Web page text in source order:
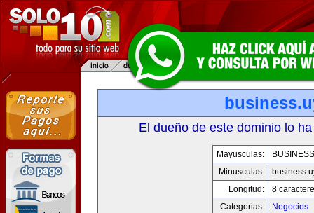
El dueño de este dominio lo
Mayusculas:
Minusculas:
Longitud:
8
Categorias:
Negocios